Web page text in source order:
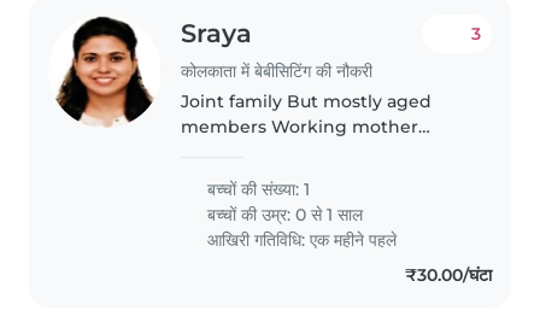
Sraya
कोलकाता में बेबीसिटिंग की नौकरी
3
Joint family But mostly aged
members Working mother
बच्चों की संख्या: 1
बच्चों की उम्र:0 से 1 साल
आखिरी गतिविधि: एक महीने पहले
₹30.00/घंटा